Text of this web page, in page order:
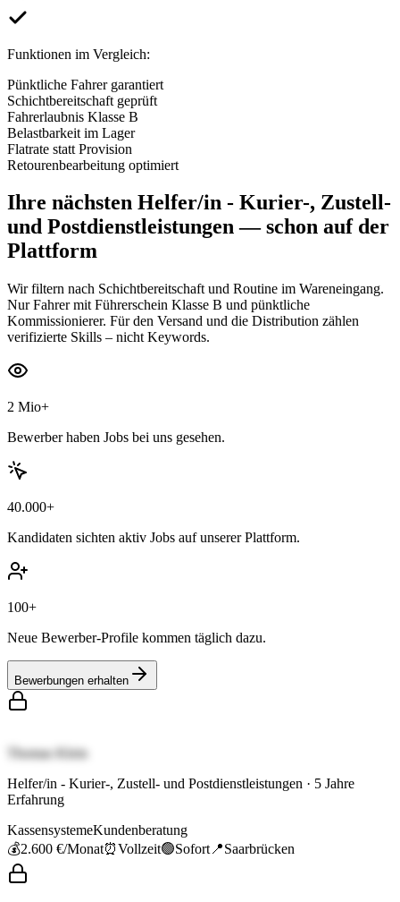
Funktionen im Vergleich:
Pünktliche Fahrer garantiert
Schichtbereitschaft geprüft
Fahrerlaubnis Klasse B
Belastbarkeit im Lager
Flatrate statt Provision
Retourenbearbeitung optimiert
Ihre nächsten Helfer/in - Kurier-, Zustell-
und Postdienstleistungen— schon auf der
Plattform
Wir filtern nach Schichtbereitschaft und Routine im Wareneingang.
Nur Fahrer mit Führerschein Klasse B und pünktliche
Kommissionierer. Für den Versand und die Distribution zählen
verifizierte Skills – nicht Keywords.
2 Mio+
Bewerber haben Jobs bei uns gesehen.
40.000+
Kandidaten sichten aktiv Jobs auf unserer Plattform.
100+
Neue Bewerber-Profile kommen täglich dazu.
Bewerbungen erhalten
Thomas Klein
Helfer/in - Kurier-, Zustell- und Postdienstleistungen · 5 Jahre
Erfahrung
KassensystemeKundenberatung
💰2.600 €/Monat⏰Vollzeit🟢Sofort 📍Saarbrücken